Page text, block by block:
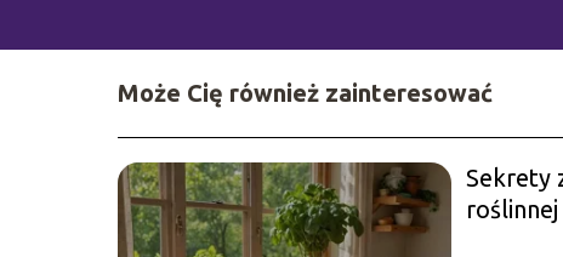
Może Cię również zainteresować
Sekrety
roślinnej